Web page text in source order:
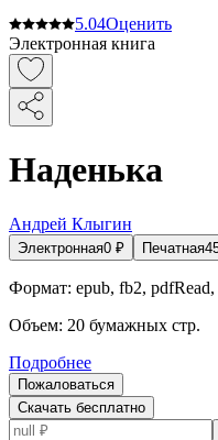
5.04Оценить
Электронная книга
Наденька
Андрей Клыгин
Электронная0 ₽ Печатная
Формат: epub, fb2,
Объем: 20 бумажных стр.
Подробнее
Пожаловаться
Скачать бесплатно